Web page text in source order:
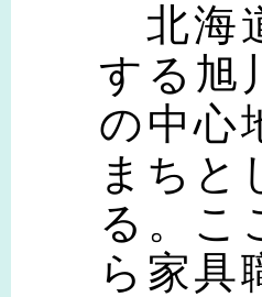
北海
する旭
の中心
まちと
る。こ
ら家具